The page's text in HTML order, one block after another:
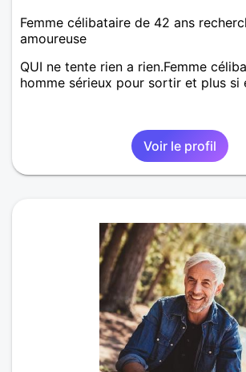
Femme célibataire de 42 ans
amoureuse
QUI ne tente rien a rien.Femme
homme sérieux pour sortir et plus si
Voir le profil